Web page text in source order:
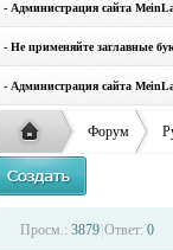
- Администрация сайта
- Не применяйте заглавные
- Администрация сайта
Русская ›
Форум
›
Просм.: 3879 Ответ: 0